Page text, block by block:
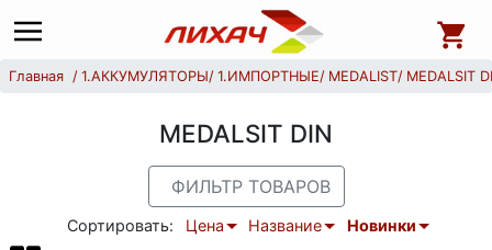
Главная 1.АККУМУЛЯТОРЫ 1.ИМПОРТНЫЕ MEDALIST MEDALSIT
MEDALSIT DIN
ФИЛЬТР ТОВАРОВ
Сортировать: Цена Название Новинки